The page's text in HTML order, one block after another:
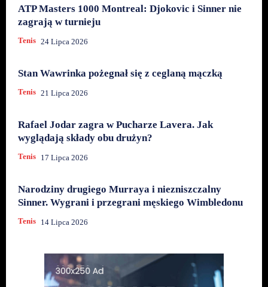
ATP Masters 1000 Montreal: Djokovic i Sinner nie
zagrają w turnieju
Tenis 24 Lipca 2026
Stan Wawrinka pożegnał się z ceglaną mączką
Tenis 21 Lipca 2026
Rafael Jodar zagra w Pucharze Lavera. Jak
wyglądają składy obu drużyn?
Tenis 17 Lipca 2026
Narodziny drugiego Murraya i niezniszczalny
Sinner. Wygrani i przegrani męskiego Wimbledonu
Tenis 14 Lipca 2026